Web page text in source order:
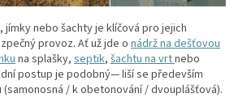
jímky nebo šachty je klíčová pro jejich
provoz. Ať už jde o nádrž na dešťovou
na splašky, septik, šachtu na vrtnebo
postup je podobný— liší se především
/ k obetonování / dvouplášťová).